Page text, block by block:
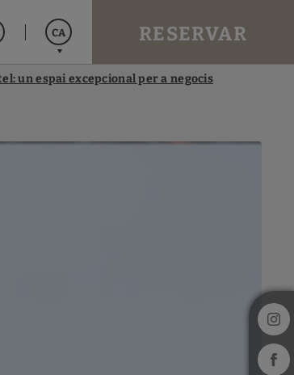
CA RESERVAR
un espai excepcional per a negocis